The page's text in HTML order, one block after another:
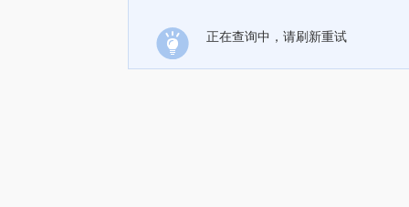
正在查询中，请刷新重试